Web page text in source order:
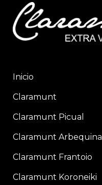
Inicio
Claramunt
Claramunt Picual
Claramunt Arbequina
Claramunt Frantoio
Claramunt Koroneiki